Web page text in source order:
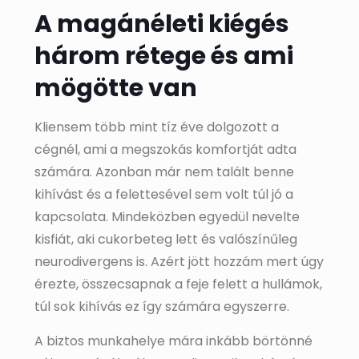
A magánéleti kiégés
három rétege és ami
mögötte van
Kliensem több mint tíz éve dolgozott a
cégnél, ami a megszokás komfortját adta
számára. Azonban már nem talált benne
kihívást és a felettesével sem volt túl jó a
kapcsolata. Mindeközben egyedül nevelte
kisfiát, aki cukorbeteg lett és valószínűleg
neurodivergens is. Azért jött hozzám mert úgy
érezte, összecsapnak a feje felett a hullámok,
túl sok kihívás ez így számára egyszerre.
A biztos munkahelye mára inkább börtönné